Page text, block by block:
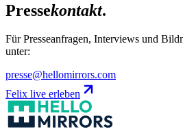
Pressekontakt.
Für Presseanfragen, Interviews und
unter:
presse@hellomirrors.com
Felix live erleben